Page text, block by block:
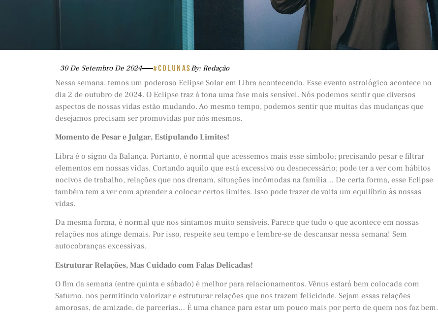
30 De Setembro De 2024 #COLUNASBy: Redação
Nessa semana, temos um poderoso Eclipse Solar em Libra acontecendo. Esse evento astrológico acontece no
dia 2 de outubro de 2024. O Eclipse traz à tona uma fase mais sensível. Nós podemos sentir que diversos
aspectos de nossas vidas estão mudando. Ao mesmo tempo, podemos sentir que muitas das mudanças que
desejamos precisam ser promovidas por nós mesmos.
Momento de Pesar e Julgar, Estipulando Limites!
Libra é o signo da Balança. Portanto, é normal que acessemos mais esse símbolo; precisando pesar e filtrar
elementos em nossas vidas. Cortando aquilo que está excessivo ou desnecessário; pode ter a ver com hábitos
nocivos de trabalho, relações que nos drenam, situações incômodas na família… De certa forma, esse Eclipse
também tem a ver com aprender a colocar certos limites. Isso pode trazer de volta um equilíbrio às nossas
vidas.
Da mesma forma, é normal que nos sintamos muito sensíveis. Parece que tudo o que acontece em nossas
relações nos atinge demais. Por isso, respeite seu tempo e lembre-se de descansar nessa semana! Sem
autocobranças excessivas.
Estruturar Relações, Mas Cuidado com Falas Delicadas!
O fim da semana (entre quinta e sábado) é melhor para relacionamentos. Vênus estará bem colocada com
Saturno, nos permitindo valorizar e estruturar relações que nos trazem felicidade. Sejam essas relações
amorosas, de amizade, de parcerias… É uma chance para estar um pouco mais por perto de quem nos faz bem.